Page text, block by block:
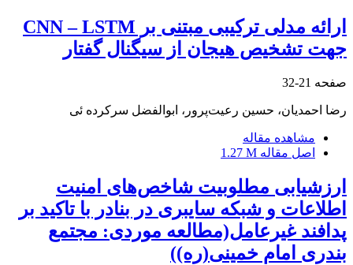
ارائه مدلی ترکیبی مبتنی بر CNN – LSTM
جهت تشخیص هیجان از سیگنال گفتار
صفحه 21-32
رضا احمدیان، حسین رعیت‌پرور، ابوالفضل سرکرده ئی
مشاهده مقاله
اصل مقاله 1.27 M
ارزشیابی مطلوبیت شاخص‌های امنیت
اطلاعات و شبکه سایبری در بنادر با تاکید بر
پدافند غیرعامل(مطالعه موردی: مجتمع
بندری امام خمینی(ره))